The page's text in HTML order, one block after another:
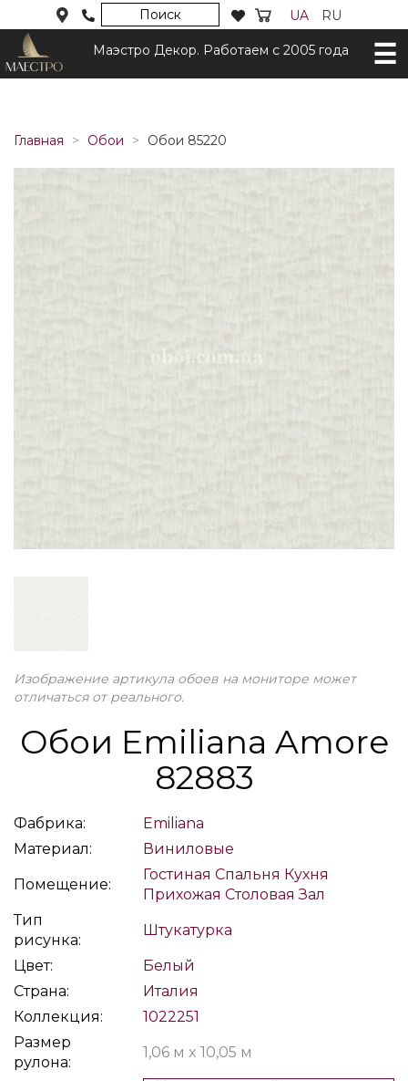
Поиск UA RU
Маэстро Декор. Работаем с 2005 года
Главная Обои Обои 85220
Изображение артикула обоев на мониторе может
отличаться от реального.
Обои Emiliana Amore
82883
Фабрика:
Emiliana
Материал:
Виниловые
Помещение:
Гостиная Спальня Кухня
Прихожая Столовая Зал
Тип
рисунка:
Штукатурка
Цвет:
Белый
Страна:
Италия
Коллекция:
1022251
Размер
рулона:
1,06 м x 10,05 м